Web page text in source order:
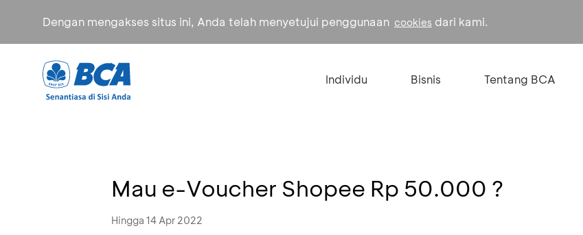
Dengan mengakses situs ini, Anda telah menyetujui penggunaan cookies dari kami.
Individu Bisnis Tentang BCA
Mau e-Voucher Shopee Rp 50.000 ?
Hingga 14 Apr 2022